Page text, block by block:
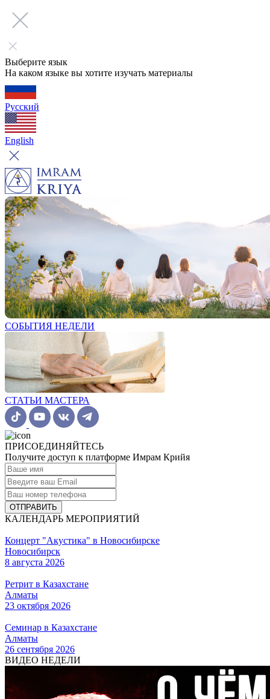
Выберите язык
На каком языке вы хотите изучать материалы
Русский
English
СОБЫТИЯ НЕДЕЛИ
СТАТЬИ МАСТЕРА
ПРИСОЕДИНЯЙТЕСЬ
Получите доступ к платформе Имрам Крийя
ОТПРАВИТЬ
КАЛЕНДАРЬ МЕРОПРИЯТИЙ
Концерт "Акустика" в Новосибирске
Новосибирск
8 августа 2026
Ретрит в Казахстане
Алматы
23 октября 2026
Семинар в Казахстане
Алматы
26 сентября 2026
ВИДЕО НЕДЕЛИ